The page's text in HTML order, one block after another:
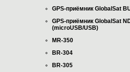
GPS-приёмник GlobalSat
GPS-приёмник GlobalSat
(microUSB/USB)
MR-350
BR-304
BR-305